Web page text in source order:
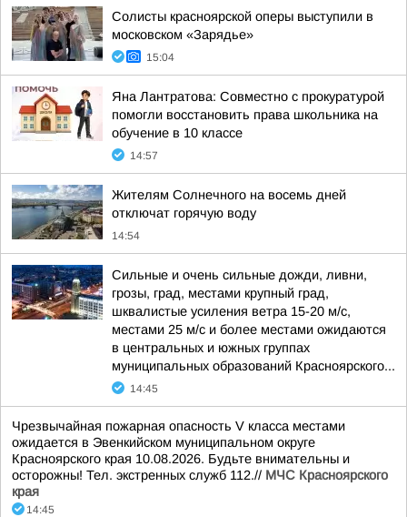
Солисты красноярской оперы выступили в
московском «Зарядье»
15:04
Яна Лантратова: Совместно с прокуратурой
помогли восстановить права школьника на
обучение в 10 классе
14:57
Жителям Солнечного на восемь дней
отключат горячую воду
14:54
Сильные и очень сильные дожди, ливни,
грозы, град, местами крупный град,
шквалистые усиления ветра 15-20 м/с,
местами 25 м/с и более местами ожидаются
в центральных и южных группах
муниципальных образований Красноярского...
14:45
Чрезвычайная пожарная опасность V класса местами
ожидается в Эвенкийском муниципальном округе
Красноярского края 10.08.2026. Будьте внимательны и
осторожны! Тел. экстренных служб 112.// МЧС Красноярского
края
14:45